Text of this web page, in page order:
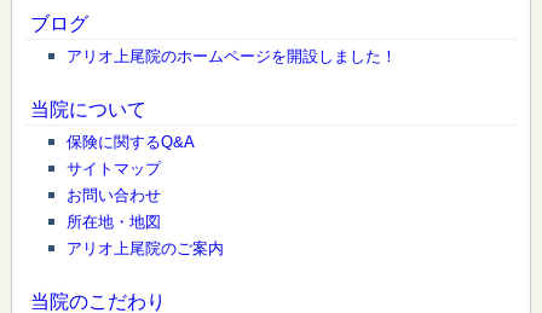
ブログ
アリオ上尾院のホームページを開設しました！
当院について
保険に関するQ&A
サイトマップ
お問い合わせ
所在地・地図
アリオ上尾院のご案内
当院のこだわり